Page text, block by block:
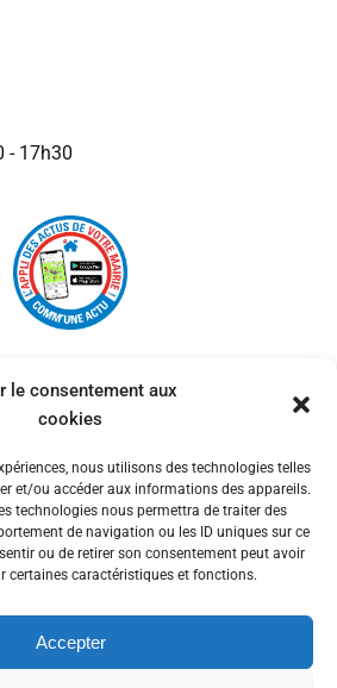
le consentement aux
cookies
nous utilisons des technologies telles
et/ou accéder aux informations des appareils.
technologies nous permettra de traiter des
de navigation ou les ID uniques sur ce
ou de retirer son consentement peut avoir
certaines caractéristiques et fonctions.
Accepter
- 17h30
Un service proposé par
Comm'un Site
Mentions légales